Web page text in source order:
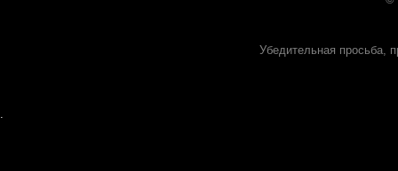
Убедительная просьба,
.